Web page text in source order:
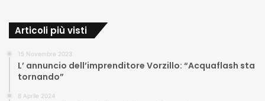
Articoli più visti
15 Novembre 2023
L’ annuncio dell’imprenditore Vorzillo: “Acquaflash sta
tornando”
8 Aprile 2024